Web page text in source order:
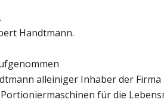
Handtmann.
alleiniger Inhaber der
für die